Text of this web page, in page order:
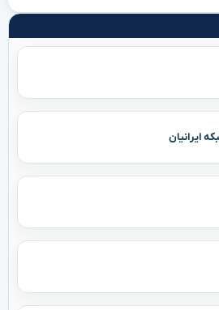
ایرانیان